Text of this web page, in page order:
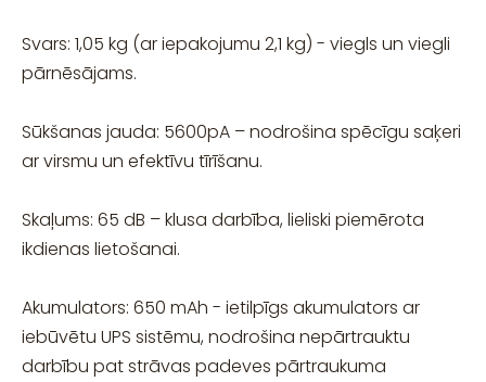
Svars: 1,05 kg (ar iepakojumu 2,1 kg) - viegls un viegli
pārnēsājams.
Sūkšanas jauda: 5600pA – nodrošina spēcīgu saķeri
ar virsmu un efektīvu tīrīšanu.
Skaļums: 65 dB – klusa darbība, lieliski piemērota
ikdienas lietošanai.
Akumulators: 650 mAh - ietilpīgs akumulators ar
iebūvētu UPS sistēmu, nodrošina nepārtrauktu
darbību pat strāvas padeves pārtraukuma